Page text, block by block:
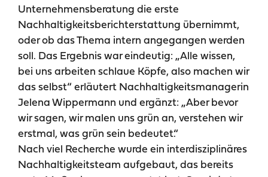
Unternehmensberatung die erste
Nachhaltigkeitsberichterstattung übernimmt,
oder ob das Thema intern angegangen werden
soll. Das Ergebnis war eindeutig: „Alle wissen,
bei uns arbeiten schlaue Köpfe, also machen wir
das selbst“ erläutert Nachhaltigkeitsmanagerin
Jelena Wippermann und ergänzt: „Aber bevor
wir sagen, wir malen uns grün an, verstehen wir
erstmal, was grün sein bedeutet.“
Nach viel Recherche wurde ein interdisziplinäres
Nachhaltigkeitsteam aufgebaut, das bereits